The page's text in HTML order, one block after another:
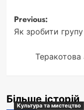
Post
navigation
Previous:
Як зробити
Теракотова
Більше історій
Культура та мистецтво